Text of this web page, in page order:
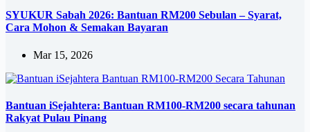
SYUKUR Sabah 2026: Bantuan RM200 Sebulan – Syarat,
Cara Mohon & Semakan Bayaran
Mar 15, 2026
Bantuan iSejahtera: Bantuan RM100-RM200 secara tahunan
Rakyat Pulau Pinang